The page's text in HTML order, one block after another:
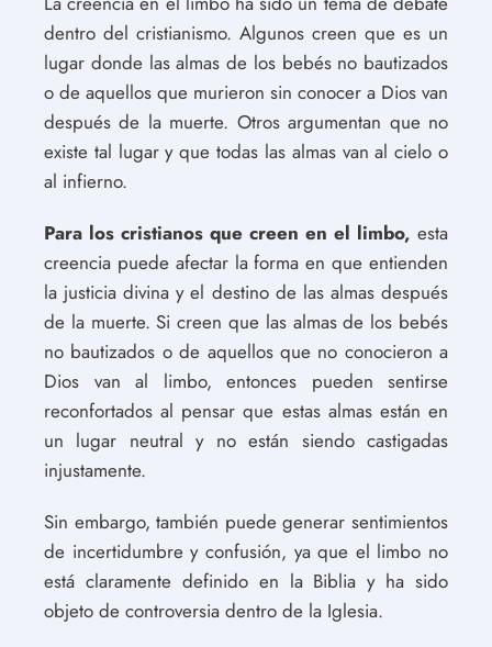
dentro del cristianismo. Algunos creen que es un
lugar donde las almas de los bebés no bautizados
o de aquellos que murieron sin conocer a Dios van
después de la muerte. Otros argumentan que no
existe tal lugar y que todas las almas van al cielo o
al infierno.
Para los cristianos que creen en el limbo, esta
creencia puede afectar la forma en que entienden
la justicia divina y el destino de las almas después
de la muerte. Si creen que las almas de los bebés
no bautizados o de aquellos que no conocieron a
Dios van al limbo, entonces pueden sentirse
reconfortados al pensar que estas almas están en
un lugar neutral y no están siendo castigadas
injustamente.
Sin embargo, también puede generar sentimientos
de incertidumbre y confusión, ya que el limbo no
está claramente definido en la Biblia y ha sido
objeto de controversia dentro de la Iglesia.